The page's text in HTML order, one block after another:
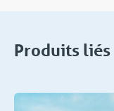
Produits liés